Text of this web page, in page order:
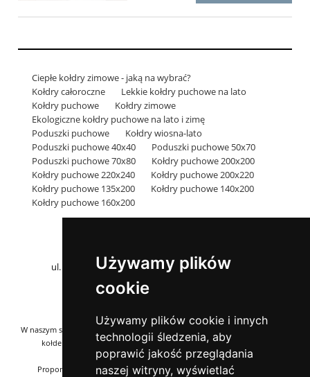
Używamy plików
cookie
Używamy plików cookie i innych
technologii śledzenia, aby
poprawić jakość przeglądania
naszej witryny, wyświetlać
Ciepłe kołdry zimowe - jaką na wybrać?
Kołdry całoroczne
Lekkie kołdry puchowe na lato
Kołdry puchowe
Kołdry zimowe
Ekologiczne kołdry puchowe na lato i zimę
Poduszki puchowe
Kołdry wiosna-lato
Poduszki puchowe 40x40
Poduszki puchowe 50x70
Poduszki puchowe 70x80
Kołdry puchowe 200x200
Kołdry puchowe 220x240
Kołdry puchowe 200x220
Kołdry puchowe 135x200
Kołdry puchowe 140x200
Kołdry puchowe 160x200
Sklep z puchowymi kołdrami i poduszkami
ul. Łężyca-Budowlanych 1E/17, 66-016 Zielona Góra
NIP: 9261619186 | Regon: 080373322
Telefon:788 288 477
W naszym sklepie on-line przedstawiamy Państwu pełną ofertę puchowych
kołder i poduszek produkowanych przez naszą rodzinną firmę -
poscielrodzinie.pl
Proponowane przez nas kołdry i poduszki puchowe produkujemy